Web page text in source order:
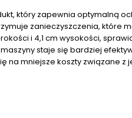
który zapewnia optymalną
zanieczyszczenia, które
i 4,1 cm wysokości,
staje się bardziej
na mniejsze koszty związane z